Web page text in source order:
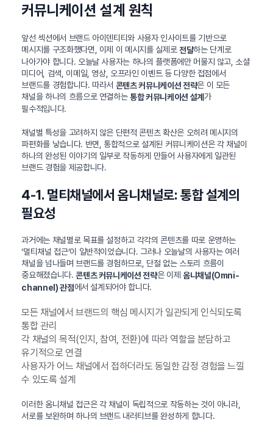
커뮤니케이션 설계 원칙
앞선 섹션에서 브랜드 아이덴티티와 사용자 인사이트를 기반으로
메시지를 구조화했다면, 이제 이 메시지를 실제로 전달하는 단계로
나아가야 합니다. 오늘날 사용자는 하나의 플랫폼에만 머물지 않고, 소셜
미디어, 검색, 이메일, 영상, 오프라인 이벤트 등 다양한 접점에서
브랜드를 경험합니다. 따라서 콘텐츠 커뮤니케이션 전략은 이 모든
채널을 하나의 흐름으로 연결하는통합 커뮤니케이션 설계 가
필수적입니다.
채널별 특성을 고려하지 않은 단편적 콘텐츠 확산은 오히려 메시지의
파편화를 낳습니다. 반면, 통합적으로 설계된 커뮤니케이션은 각 채널이
하나의 완성된 이야기의 일부로 작동하게 만들어 사용자에게 일관된
브랜드 경험을 제공합니다.
4-1. 멀티채널에서 옴니채널로: 통합 설계의
필요성
과거에는 채널별로 목표를 설정하고 각각의 콘텐츠를 따로 운영하는
‘멀티채널 접근’이 일반적이었습니다. 그러나 오늘날의 사용자는 여러
채널을 넘나들며 브랜드를 경험하므로, 단절 없는 스토리 흐름이
중요해졌습니다.콘텐츠 커뮤니케이션 전략은 이제 옴니채널(Omni-
channel) 관점에서 설계되어야 합니다.
모든 채널에서 브랜드의 핵심 메시지가 일관되게 인식되도록
통합 관리
각 채널의 목적(인지, 참여, 전환)에 따라 역할을 분담하고
유기적으로 연결
사용자가 어느 채널에서 접하더라도 동일한 감정 경험을 느낄
수 있도록 설계
이러한 옴니채널 접근은 각 채널이 독립적으로 작동하는 것이 아니라,
서로를 보완하며 하나의 브랜드 내러티브를 완성하게 합니다.